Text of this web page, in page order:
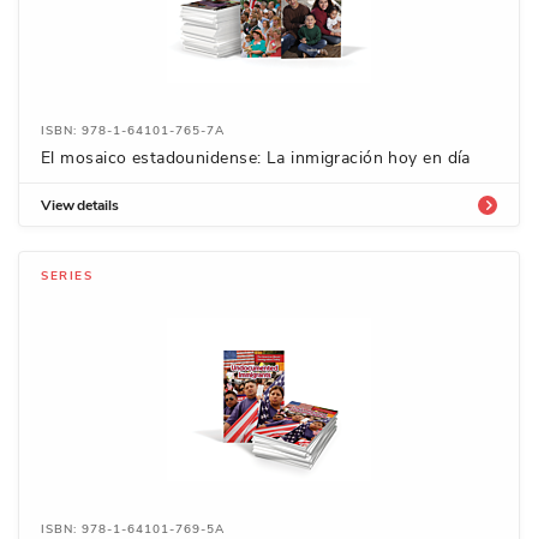
ISBN: 978-1-64101-765-7A
El mosaico estadounidense: La inmigración hoy en día
View details
SERIES
ISBN: 978-1-64101-769-5A